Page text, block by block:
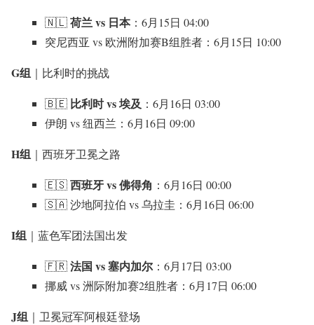
🇳🇱荷兰 vs 日本：6月15日 04:00
突尼西亚 vs 欧洲附加赛B组胜者：6月15日 10:00
G组 ｜比利时的挑战
🇧🇪 比利时 vs 埃及 ：6月16日 03:00
伊朗 vs 纽西兰：6月16日 09:00
H组 ｜西班牙卫冕之路
🇪🇸西班牙 vs 佛得角 ：6月16日 00:00
🇸🇦 沙地阿拉伯 vs 乌拉圭：6月16日 06:00
I组 ｜蓝色军团法国出发
🇫🇷法国 vs 塞内加尔 ：6月17日 03:00
挪威 vs 洲际附加赛2组胜者：6月17日 06:00
J组 ｜卫冕冠军阿根廷登场